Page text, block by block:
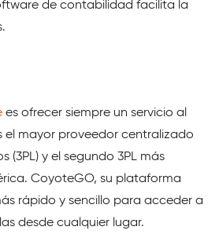
de contabilidad facilita la
es ofrecer siempre un servicio al
el mayor proveedor centralizado
(3PL) y el segundo 3PL más
CoyoteGO, su plataforma
rápido y sencillo para acceder a
desde cualquier lugar.